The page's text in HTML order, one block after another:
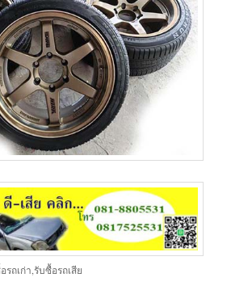
ถเก่า,รับซื้อรถเสีย